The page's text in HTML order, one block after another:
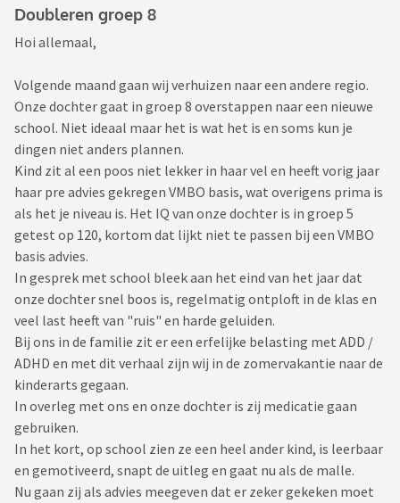
Doubleren groep 8
Hoi allemaal,
Volgende maand gaan wij verhuizen naar een andere regio.
Onze dochter gaat in groep 8 overstappen naar een nieuwe
school. Niet ideaal maar het is wat het is en soms kun je
dingen niet anders plannen.
Kind zit al een poos niet lekker in haar vel en heeft vorig jaar
haar pre advies gekregen VMBO basis, wat overigens prima is
als het je niveau is. Het IQ van onze dochter is in groep 5
getest op 120, kortom dat lijkt niet te passen bij een VMBO
basis advies.
In gesprek met school bleek aan het eind van het jaar dat
onze dochter snel boos is, regelmatig ontploft in de klas en
veel last heeft van "ruis" en harde geluiden.
Bij ons in de familie zit er een erfelijke belasting met ADD /
ADHD en met dit verhaal zijn wij in de zomervakantie naar de
kinderarts gegaan.
In overleg met ons en onze dochter is zij medicatie gaan
gebruiken.
In het kort, op school zien ze een heel ander kind, is leerbaar
en gemotiveerd, snapt de uitleg en gaat nu als de malle.
Nu gaan zij als advies meegeven dat er zeker gekeken moet